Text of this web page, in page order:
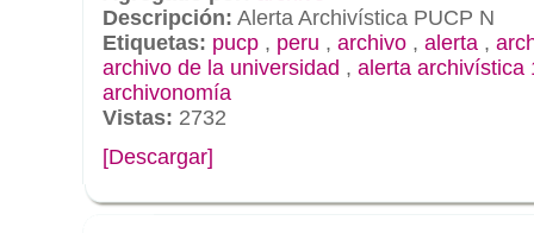
Descripción: Alerta Archivística PUCP N
Etiquetas: pucp , peru , archivo , alerta ,
archivo de la universidad , alerta archivística
archivonomía
Vistas: 2732
[Descargar]